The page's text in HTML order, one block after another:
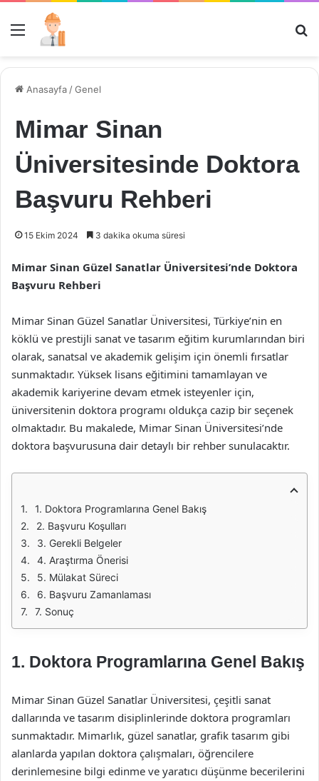
Menü
Anasayfa /Genel
Mimar Sinan
Üniversitesinde Doktora
Başvuru Rehberi
15 Ekim 2024 3 dakika okuma süresi
Mimar Sinan Güzel Sanatlar Üniversitesi’nde Doktora
Başvuru Rehberi
Mimar Sinan Güzel Sanatlar Üniversitesi, Türkiye’nin en
köklü ve prestijli sanat ve tasarım eğitim kurumlarından biri
olarak, sanatsal ve akademik gelişim için önemli fırsatlar
sunmaktadır. Yüksek lisans eğitimini tamamlayan ve
akademik kariyerine devam etmek isteyenler için,
üniversitenin doktora programı oldukça cazip bir seçenek
olmaktadır. Bu makalede, Mimar Sinan Üniversitesi’nde
doktora başvurusuna dair detaylı bir rehber sunulacaktır.
1. Doktora Programlarına Genel Bakış
2. Başvuru Koşulları
3. Gerekli Belgeler
4. Araştırma Önerisi
5. Mülakat Süreci
6. Başvuru Zamanlaması
7. Sonuç
1. Doktora Programlarına Genel Bakış
Mimar Sinan Güzel Sanatlar Üniversitesi, çeşitli sanat
dallarında ve tasarım disiplinlerinde doktora programları
sunmaktadır. Mimarlık, güzel sanatlar, grafik tasarım gibi
alanlarda yapılan doktora çalışmaları, öğrencilere
derinlemesine bilgi edinme ve yaratıcı düşünme becerilerini